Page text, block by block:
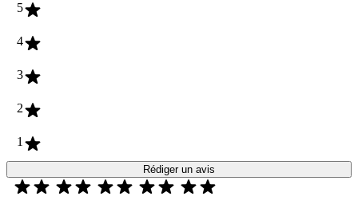
5
4
3
2
1
Rédiger un avis